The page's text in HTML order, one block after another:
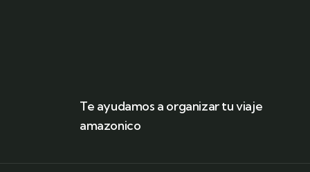
Te ayudamos a organizar tu viaje
amazonico